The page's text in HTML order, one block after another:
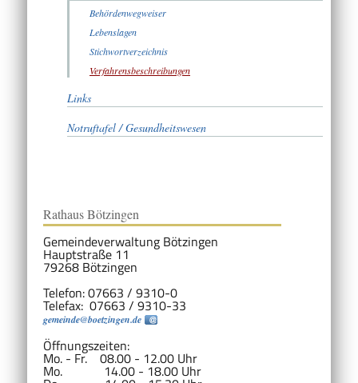
Behördenwegweiser
Lebenslagen
Stichwortverzeichnis
Verfahrensbeschreibungen
Links
Notruftafel / Gesundheitswesen
Rathaus Bötzingen
Gemeindeverwaltung Bötzingen
Hauptstraße 11
79268 Bötzingen
Telefon: 07663 / 9310-0
Telefax: 07663 / 9310-33
gemeinde@boetzingen.de
Öffnungszeiten:
Mo. - Fr. 08.00 - 12.00 Uhr
Mo. 14.00 - 18.00 Uhr